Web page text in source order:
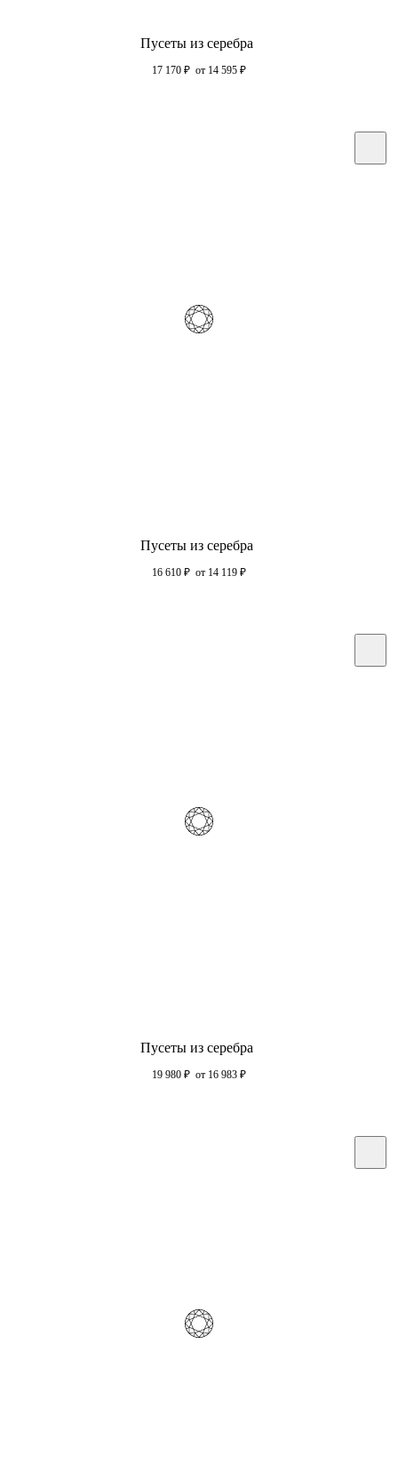
Пусеты из серебра
17 170 ₽ от 14 595 ₽
Пусеты из серебра
16 610 ₽ от 14 119 ₽
Пусеты из серебра
19 980 ₽ от 16 983 ₽